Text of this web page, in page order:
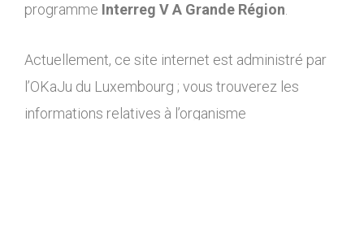
programme Interreg V A Grande Région
Actuellement, ce site internet est administré par
l’OKaJu du Luxembourg ; vous trouverez les
informations relatives à l’organisme